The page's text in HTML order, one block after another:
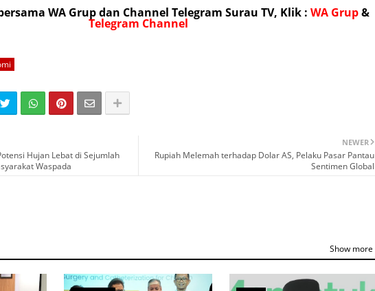
WA Grup dan Channel Telegram Surau TV, Klik : WA Grup&
Telegram Channel
NEWER
Rupiah Melemah terhadap Dolar AS, Pelaku Pasar Pantau
Sentimen Global
Hujan Lebat di Sejumlah
Waspada
Show more